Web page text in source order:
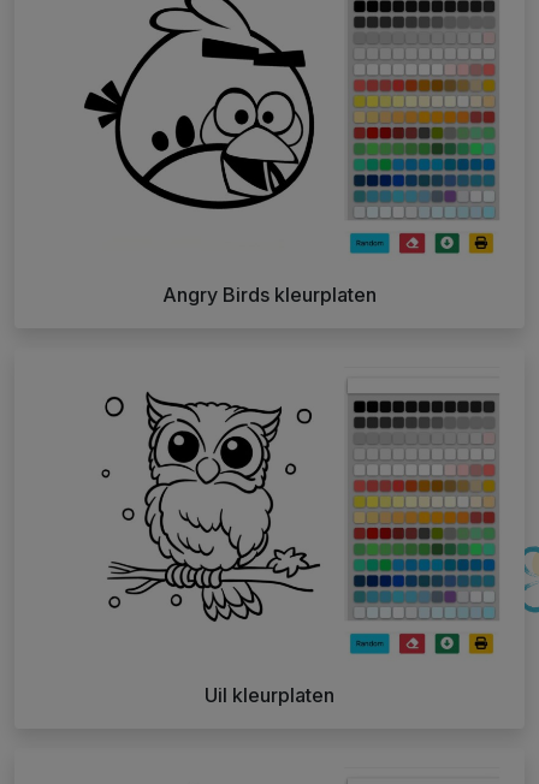
Angry Birds kleurplaten
Uil kleurplaten